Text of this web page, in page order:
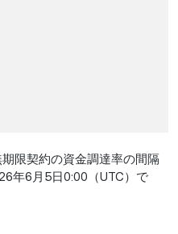
限契約の資金調達率の間隔
年6月5日0:00（UTC）で